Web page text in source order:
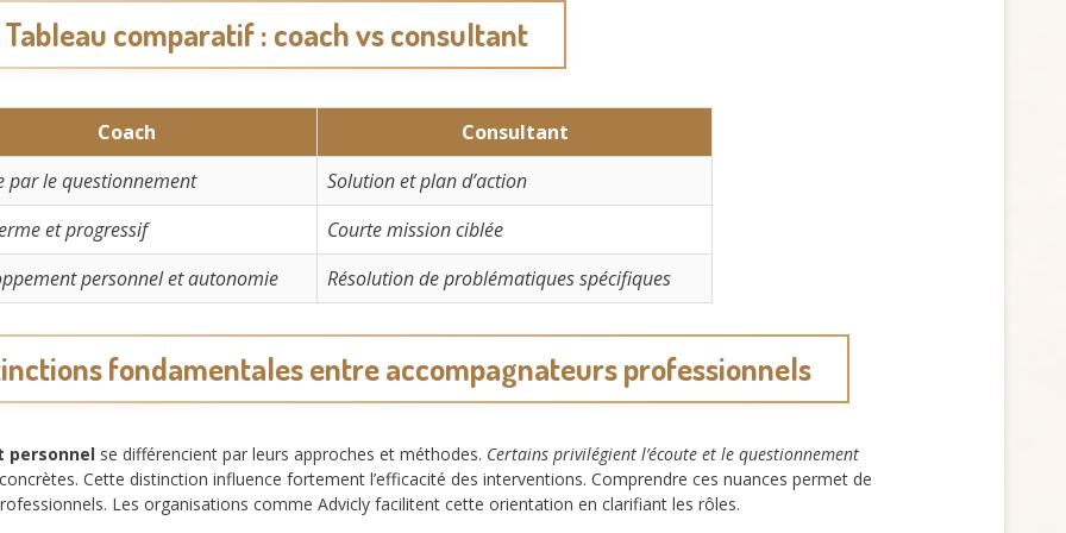
Tableau comparatif : coach vs consultant
Coach
Consultant
par le questionnement
Solution et plan d’action
et progressif
Courte mission ciblée
personnel et autonomie
Résolution de problématiques spécifiques
fondamentales entre accompagnateurs professionnels
personnel se différencient par leurs approches et méthodes. Certains privilégient l’écoute et le questionnement
Cette distinction influence fortement l’efficacité des interventions. Comprendre ces nuances permet de
Les organisations comme Advicly facilitent cette orientation en clarifiant les rôles.